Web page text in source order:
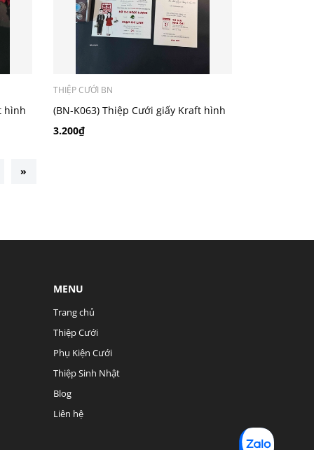
hình
THIỆP CƯỚI BN
(BN-K063) Thiệp Cưới giấy Kraft hình
chibi
3.200₫
»
MENU
Trang chủ
Thiệp Cưới
Phụ Kiện Cưới
Thiệp Sinh Nhật
Blog
Liên hệ